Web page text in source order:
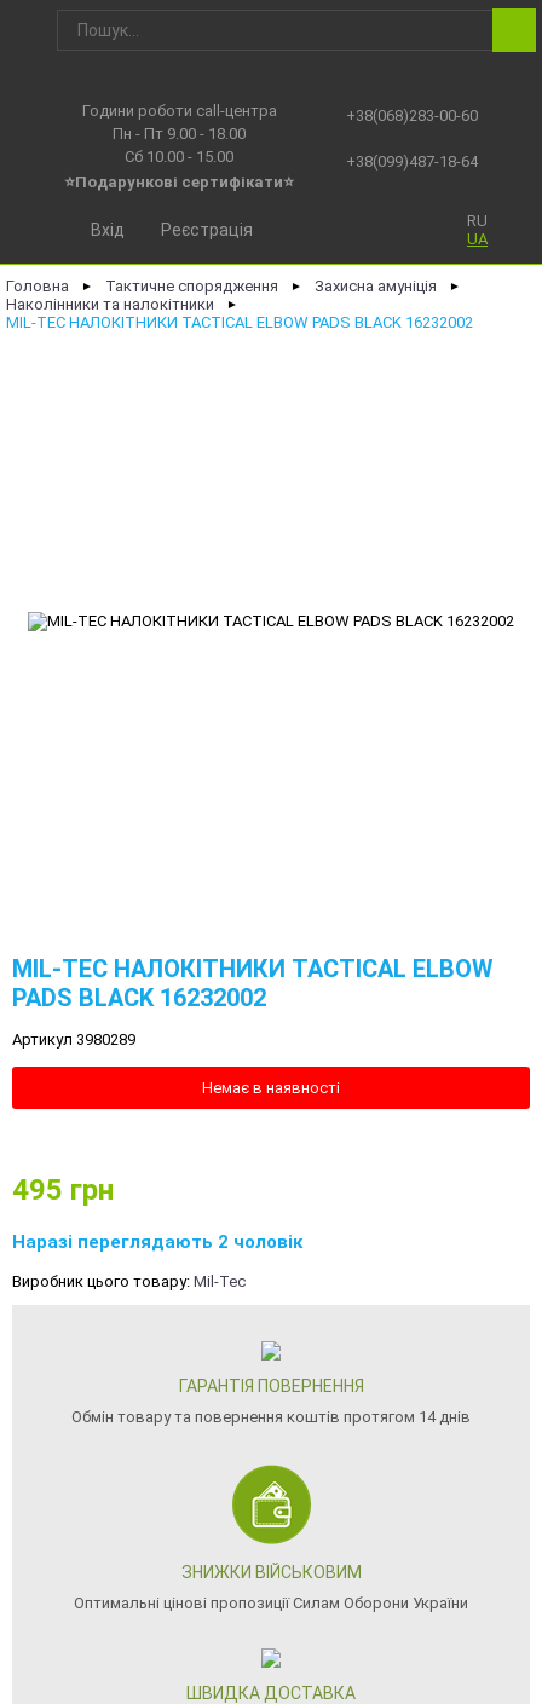
Години роботи call-центра
Пн - Пт 9.00 - 18.00
Сб 10.00 - 15.00
⭐Подарункові сертифікати⭐
+38(068)283-00-60
+38(099)487-18-64
RU
UA
Вхід Реєстрація
Головна ► Тактичне спорядження ► Захисна амуніція ►
Наколінники та налокітники ►
MIL-TEC НАЛОКІТНИКИ TACTICAL ELBOW PADS BLACK 16232002
MIL-TEC НАЛОКІТНИКИ TACTICAL ELBOW
PADS BLACK 16232002
Артикул 3980289
Немає в наявності
495 грн
Наразі переглядають 2 чоловік
Виробник цього товару: Mil-Tec
ГАРАНТІЯ ПОВЕРНЕННЯ
Обмін товару та повернення коштів протягом 14 днів
ЗНИЖКИ ВІЙСЬКОВИМ
Оптимальні цінові пропозиції Силам Оборони України
ШВИДКА ДОСТАВКА